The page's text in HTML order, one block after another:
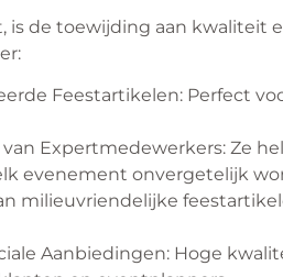
is de toewijding aan kwaliteit
Feestartikelen: Perfect
Expertmedewerkers: Ze
evenement onvergetelijk
milieuvriendelijke
Aanbiedingen: Hoge